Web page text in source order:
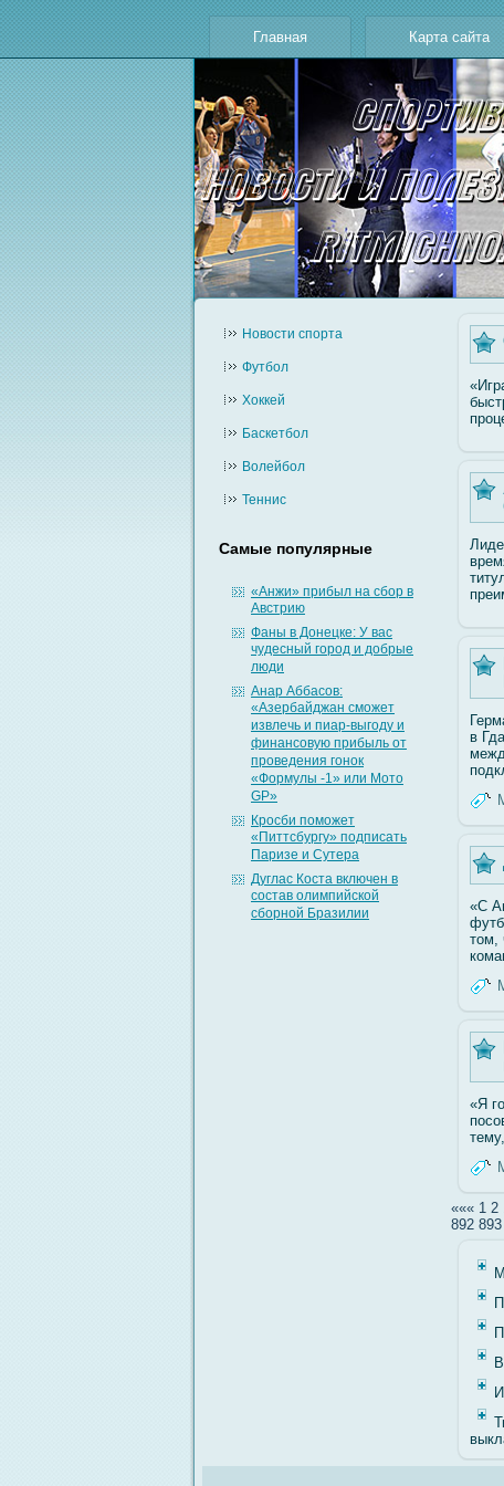
Главная Карта сайта
Новости cпорта
Футбол
Хоккей
Баскетбол
Волейбол
Теннис
Самые популярные
«Анжи» прибыл на сбор в
Австрию
Фаны в Донецке: У вас
чудесный город и добрые
люди
Анар Аббасов:
«Азербайджан сможет
извлечь и пиар-выгоду и
финансовую прибыль от
проведения гонок
«Формулы -1» или Мото
GP»
Кросби поможет
«Питтсбургу» подписать
Паризе и Сутера
Дуглас Коста включен в
состав олимпийской
сборной Бразилии
в
«С
том,
«Я
««« 1 2
892 893